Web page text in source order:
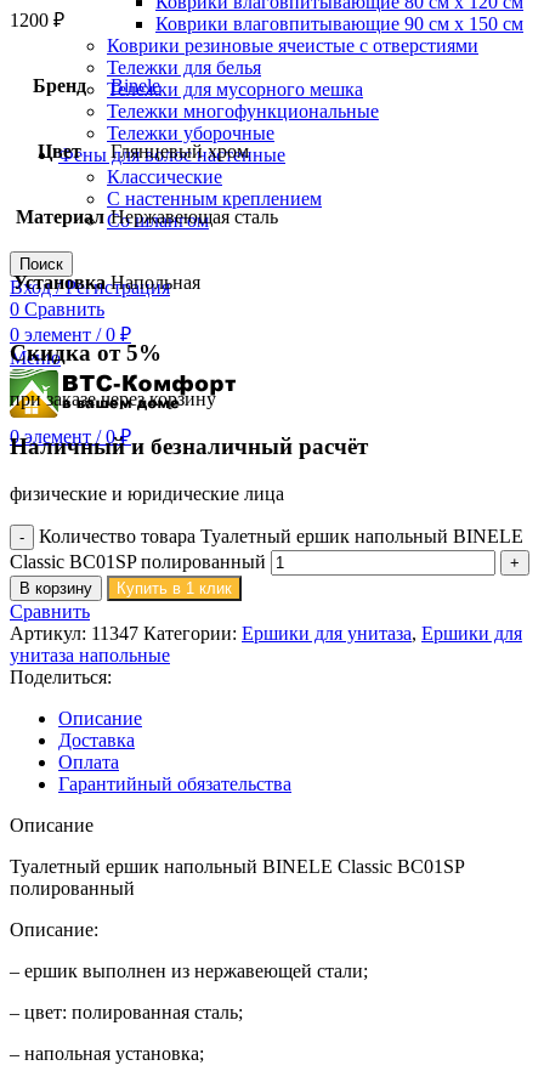
Коврики влаговпитывающие 90 см х 150 см
Коврики резиновые ячеистые с отверстиями
Тележки для белья
Тележки для мусорного мешка
Тележки многофункциональные
Тележки уборочные
Фены для волос настенные
Классические
С настенным креплением
Со шлангом
Поиск
Вход / Регистрация
0 Сравнить
0 элемент / 0 ₽
Меню
0элемент / 0₽
1200 ₽
Бренд Binele
Цвет Глянцевый хром
Материал Нержавеющая сталь
Установка Напольная
Скидка от 5%
при заказе через корзину
Наличный и безналичный расчёт
физические и юридические лица
Количество товара Туалетный ершик напольный BINELE
Classic BC01SP полированный
В корзину Купить в 1 клик
Сравнить
Артикул: 11347 Категории: Ершики для унитаза, Ершики для
унитаза напольные
Поделиться:
Описание
Доставка
Оплата
Гарантийный обязательства
Описание
Туалетный ершик напольный BINELE Classic BC01SP
полированный
Описание:
– ершик выполнен из нержавеющей стали;
– цвет: полированная сталь;
– напольная установка;